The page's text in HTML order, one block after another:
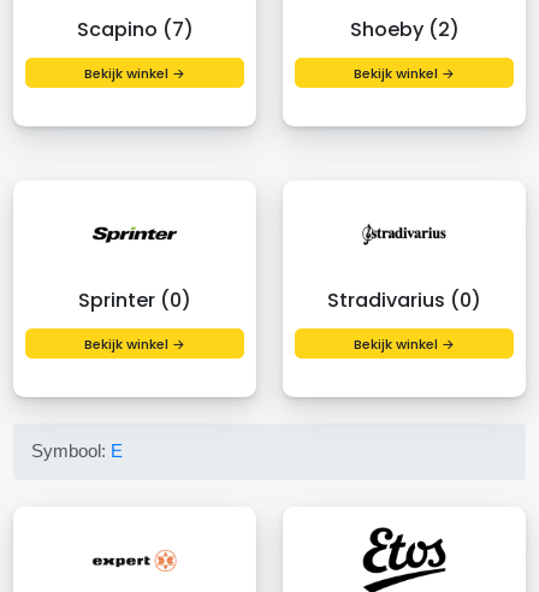
Scapino (7)
Bekijk winkel →
Shoeby (2)
Bekijk winkel →
Sprinter (0)
Bekijk winkel →
Stradivarius (0)
Bekijk winkel →
Symbool: E